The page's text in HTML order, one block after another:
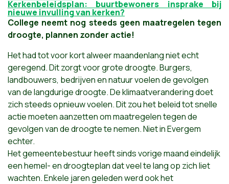
Kerkenbeleidsplan: buurtbewoners insprake bij
nieuwe invulling van kerken?
College neemt nog steeds geen maatregelen tegen
droogte, plannen zonder actie!
Het had tot voor kort alweer maandenlang niet echt
geregend. Dit zorgt voor grote droogte. Burgers,
landbouwers, bedrijven en natuur voelen de gevolgen
van de langdurige droogte. De klimaatverandering doet
zich steeds opnieuw voelen. Dit zou het beleid tot snelle
actie moeten aanzetten om maatregelen tegen de
gevolgen van de droogte te nemen. Niet in Evergem
echter.
Het gemeentebestuur heeft sinds vorige maand eindelijk
een hemel- en droogteplan dat veel te lang op zich liet
wachten. Enkele jaren geleden werd ook het